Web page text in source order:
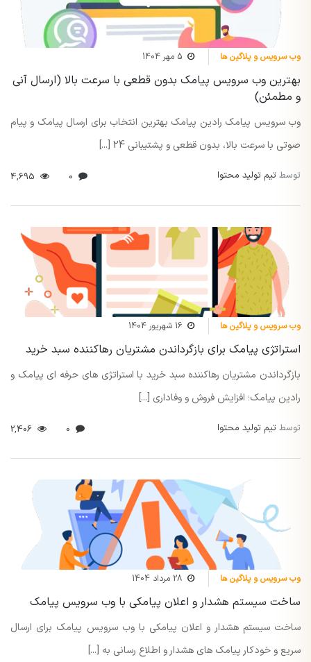
وب سرویس و پلاگین ها 5 مهر 1404
بهترین وب سرویس پیامک بدون قطعی با سرعت بالا (ارسال آنی
و مطمئن)
وب سرویس پیامک رادین پیامک بهترین انتخاب برای ارسال پیامک و پیام
صوتی با سرعت بالا، بدون قطعی و پشتیبانی 24 [...]
توسط تیم تولید محتوا
وب سرویس و پلاگین ها 16 شهریور 1404
استراتژی پیامک برای بازگرداندن مشتریان رهاکننده سبد خرید
بازگرداندن مشتریان رهاکننده سبد خرید با استراتژی های حرفه ای پیامک و
رادین پیامک؛ افزایش فروش و وفاداری [...]
توسط تیم تولید محتوا
وب سرویس و پلاگین ها 28 مرداد 1404
ساخت سیستم هشدار و اعلان پیامکی با وب سرویس پیامک
ساخت سیستم هشدار و اعلان پیامکی با وب سرویس پیامک برای ارسال
سریع و خودکار پیامک های هشدار و اطلاع رسانی به [...]